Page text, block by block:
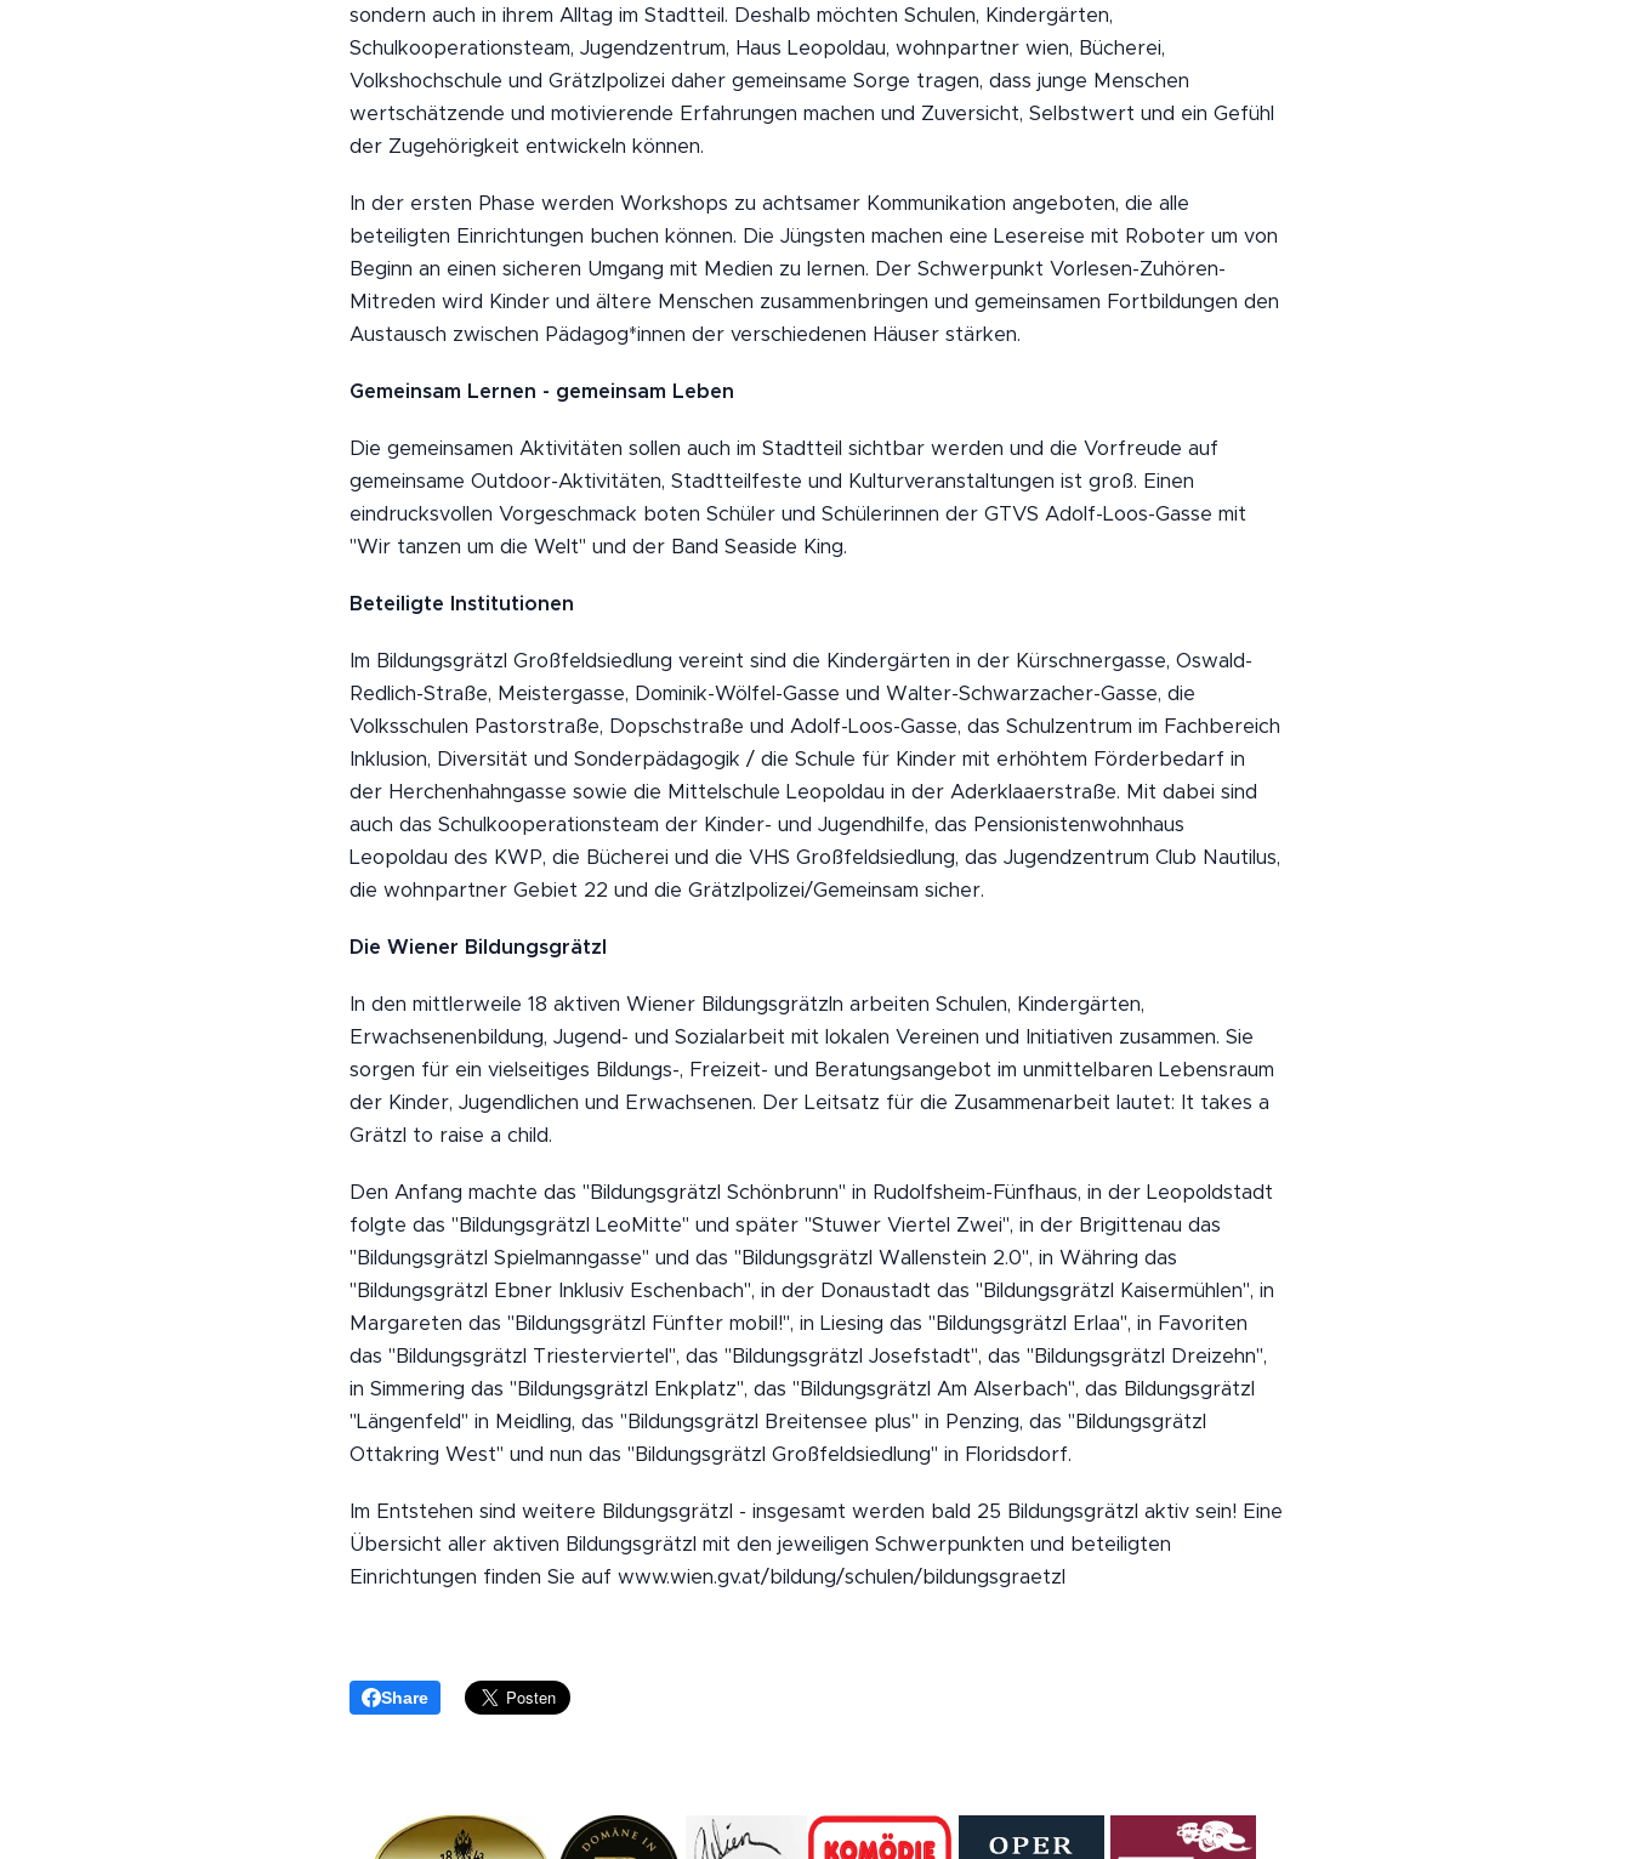
sondern auch in ihrem Alltag im Stadtteil. Deshalb möchten Schulen, Kindergärten,
Schulkooperationsteam, Jugendzentrum, Haus Leopoldau, wohnpartner wien, Bücherei,
Volkshochschule und Grätzlpolizei daher gemeinsame Sorge tragen, dass junge Menschen
wertschätzende und motivierende Erfahrungen machen und Zuversicht, Selbstwert und ein Gefühl
der Zugehörigkeit entwickeln können.
In der ersten Phase werden Workshops zu achtsamer Kommunikation angeboten, die alle
beteiligten Einrichtungen buchen können. Die Jüngsten machen eine Lesereise mit Roboter um von
Beginn an einen sicheren Umgang mit Medien zu lernen. Der Schwerpunkt Vorlesen-Zuhören-
Mitreden wird Kinder und ältere Menschen zusammenbringen und gemeinsamen Fortbildungen den
Austausch zwischen Pädagog*innen der verschiedenen Häuser stärken.
Gemeinsam Lernen - gemeinsam Leben
Die gemeinsamen Aktivitäten sollen auch im Stadtteil sichtbar werden und die Vorfreude auf
gemeinsame Outdoor-Aktivitäten, Stadtteilfeste und Kulturveranstaltungen ist groß. Einen
eindrucksvollen Vorgeschmack boten Schüler und Schülerinnen der GTVS Adolf-Loos-Gasse mit
"Wir tanzen um die Welt" und der Band Seaside King.
Beteiligte Institutionen
Im Bildungsgrätzl Großfeldsiedlung vereint sind die Kindergärten in der Kürschnergasse, Oswald-
Redlich-Straße, Meistergasse, Dominik-Wölfel-Gasse und Walter-Schwarzacher-Gasse, die
Volksschulen Pastorstraße, Dopschstraße und Adolf-Loos-Gasse, das Schulzentrum im Fachbereich
Inklusion, Diversität und Sonderpädagogik / die Schule für Kinder mit erhöhtem Förderbedarf in
der Herchenhahngasse sowie die Mittelschule Leopoldau in der Aderklaaerstraße. Mit dabei sind
auch das Schulkooperationsteam der Kinder- und Jugendhilfe, das Pensionistenwohnhaus
Leopoldau des KWP, die Bücherei und die VHS Großfeldsiedlung, das Jugendzentrum Club Nautilus,
die wohnpartner Gebiet 22 und die Grätzlpolizei/Gemeinsam sicher.
Die Wiener Bildungsgrätzl
In den mittlerweile 18 aktiven Wiener Bildungsgrätzln arbeiten Schulen, Kindergärten,
Erwachsenenbildung, Jugend- und Sozialarbeit mit lokalen Vereinen und Initiativen zusammen. Sie
sorgen für ein vielseitiges Bildungs-, Freizeit- und Beratungsangebot im unmittelbaren Lebensraum
der Kinder, Jugendlichen und Erwachsenen. Der Leitsatz für die Zusammenarbeit lautet: It takes a
Grätzl to raise a child.
Den Anfang machte das "Bildungsgrätzl Schönbrunn" in Rudolfsheim-Fünfhaus, in der Leopoldstadt
folgte das "Bildungsgrätzl LeoMitte" und später "Stuwer Viertel Zwei", in der Brigittenau das
"Bildungsgrätzl Spielmanngasse" und das "Bildungsgrätzl Wallenstein 2.0", in Währing das
"Bildungsgrätzl Ebner Inklusiv Eschenbach", in der Donaustadt das "Bildungsgrätzl Kaisermühlen", in
Margareten das "Bildungsgrätzl Fünfter mobil!", in Liesing das "Bildungsgrätzl Erlaa", in Favoriten
das "Bildungsgrätzl Triesterviertel", das "Bildungsgrätzl Josefstadt", das "Bildungsgrätzl Dreizehn",
in Simmering das "Bildungsgrätzl Enkplatz", das "Bildungsgrätzl Am Alserbach", das Bildungsgrätzl
"Längenfeld" in Meidling, das "Bildungsgrätzl Breitensee plus" in Penzing, das "Bildungsgrätzl
Ottakring West" und nun das "Bildungsgrätzl Großfeldsiedlung" in Floridsdorf.
Im Entstehen sind weitere Bildungsgrätzl - insgesamt werden bald 25 Bildungsgrätzl aktiv sein! Eine
Übersicht aller aktiven Bildungsgrätzl mit den jeweiligen Schwerpunkten und beteiligten
Einrichtungen finden Sie auf www.wien.gv.at/bildung/schulen/bildungsgraetzl
Share